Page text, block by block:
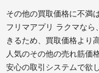
その他の買取価格に不満
フリマアプリ ラクマな
きるため、買取価格より
人気のその他の売れ筋価
安心の取引システムで欲